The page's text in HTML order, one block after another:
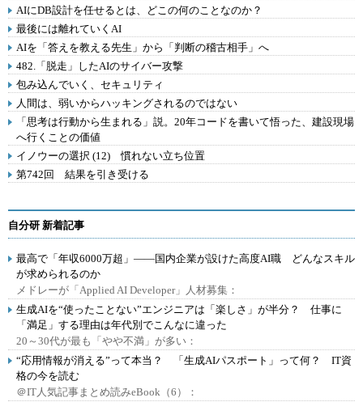
AIにDB設計を任せるとは、どこの何のことなのか？
最後には離れていくAI
AIを「答えを教える先生」から「判断の稽古相手」へ
482.「脱走」したAIのサイバー攻撃
包み込んでいく、セキュリティ
人間は、弱いからハッキングされるのではない
「思考は行動から生まれる」説。20年コードを書いて悟った、建設現場
へ行くことの価値
イノウーの選択 (12) 慣れない立ち位置
第742回 結果を引き受ける
自分研 新着記事
最高で「年収6000万超」――国内企業が設けた高度AI職 どんなスキル
が求められるのか
メドレーが「Applied AI Developer」人材募集：
生成AIを“使ったことない”エンジニアは「楽しさ」が半分？ 仕事に
「満足」する理由は年代別でこんなに違った
20～30代が最も「やや不満」が多い：
“応用情報が消える”って本当？ 「生成AIパスポート」って何？ IT資
格の今を読む
＠IT人気記事まとめ読みeBook（6）：